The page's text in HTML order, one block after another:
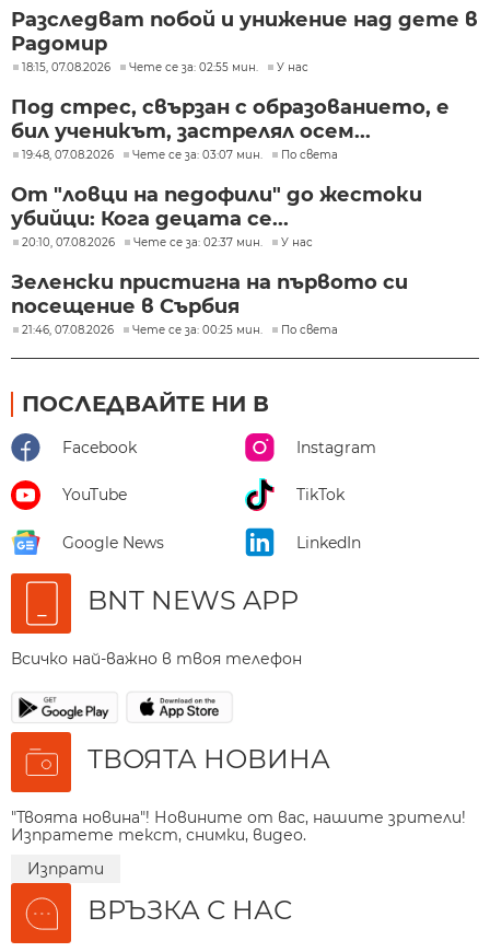
Разследват побой и унижение над дете в
Радомир
18:15, 07.08.2026 Чете се за: 02:55 мин. У нас
Под стрес, свързан с образованието, е
бил ученикът, застрелял осем...
19:48, 07.08.2026 Чете се за: 03:07 мин. По света
От "ловци на педофили" до жестоки
убийци: Кога децата се...
20:10, 07.08.2026 Чете се за: 02:37 мин. У нас
Зеленски пристигна на първото си
посещение в Сърбия
21:46, 07.08.2026 Чете се за: 00:25 мин. По света
ПОСЛЕДВАЙТЕ НИ В
Facebook Instagram
YouTube TikTok
Google News LinkedIn
BNT NEWS APP
Всичко най-важно в твоя телефон
ТВОЯТА НОВИНА
"Твоята новина"! Новините от вас, нашите зрители!
Изпратете текст, снимки, видео.
Изпрати
ВРЪЗКА С НАС